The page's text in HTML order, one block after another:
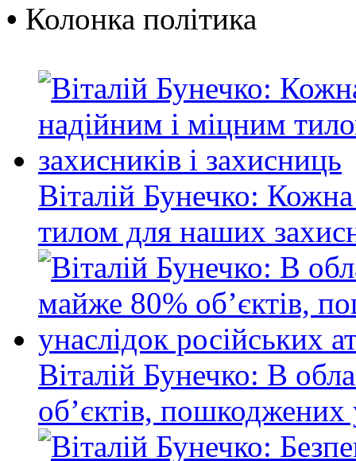
• Колонка політика
Віталій Бунечко:
тилом для наших
Віталій Бунечко: В
об’єктів, пошкоджених